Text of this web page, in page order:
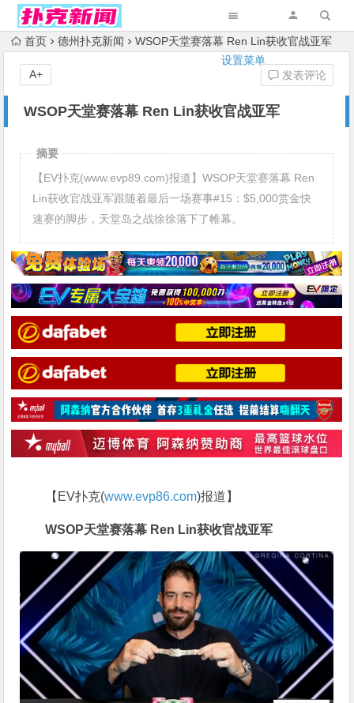
设置菜单
首页 德州扑克新闻 WSOP天堂赛落幕 Ren Lin获收官战亚军
WSOP天堂赛落幕 Ren Lin获收官战亚军
发表评论
A+
摘要
【EV扑克(www.evp89.com)报道】WSOP天堂赛落幕 Ren
Lin获收官战亚军跟随着最后一场赛事#15：$5,000赏金快
速赛的脚步，天堂岛之战徐徐落下了帷幕。
【EV扑克(www.evp86.com)报道】
WSOP天堂赛落幕 Ren Lin获收官战亚军